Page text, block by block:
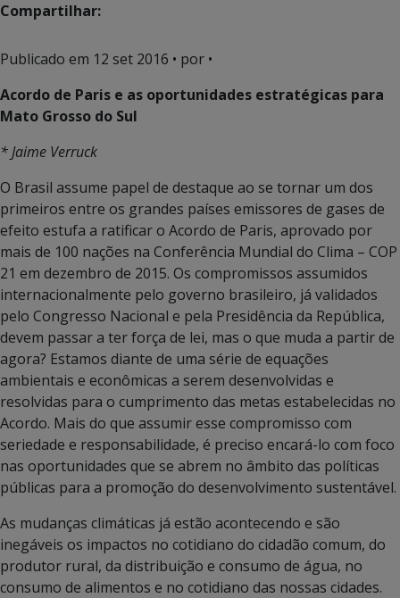
Compartilhar:
Publicado em 12 set 2016 • por •
Acordo de Paris e as oportunidades estratégicas para
Mato Grosso do Sul
* Jaime Verruck
O Brasil assume papel de destaque ao se tornar um dos
primeiros entre os grandes países emissores de gases de
efeito estufa a ratificar o Acordo de Paris, aprovado por
mais de 100 nações na Conferência Mundial do Clima – COP
21 em dezembro de 2015. Os compromissos assumidos
internacionalmente pelo governo brasileiro, já validados
pelo Congresso Nacional e pela Presidência da República,
devem passar a ter força de lei, mas o que muda a partir de
agora? Estamos diante de uma série de equações
ambientais e econômicas a serem desenvolvidas e
resolvidas para o cumprimento das metas estabelecidas no
Acordo. Mais do que assumir esse compromisso com
seriedade e responsabilidade, é preciso encará-lo com foco
nas oportunidades que se abrem no âmbito das políticas
públicas para a promoção do desenvolvimento sustentável.
As mudanças climáticas já estão acontecendo e são
inegáveis os impactos no cotidiano do cidadão comum, do
produtor rural, da distribuição e consumo de água, no
consumo de alimentos e no cotidiano das nossas cidades.